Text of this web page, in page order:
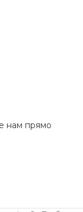
нам прямо